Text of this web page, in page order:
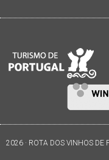
2026 · ROTA DOS VINHOS DE